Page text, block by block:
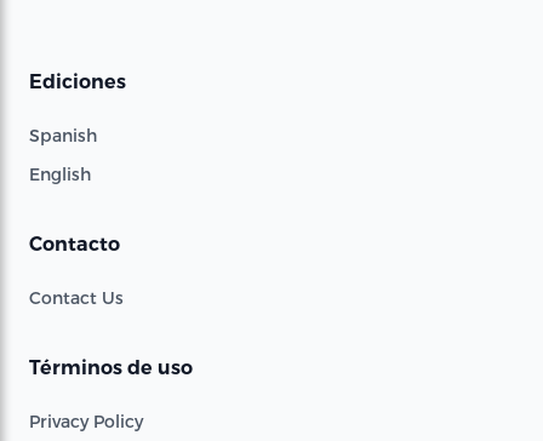
Ediciones
Spanish
English
Contacto
Contact Us
Términos de uso
Privacy Policy